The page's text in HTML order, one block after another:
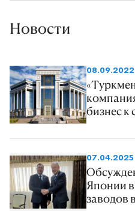
Новости
08.09.2022
бизнес к
07.04.2025
Японии в
заводов